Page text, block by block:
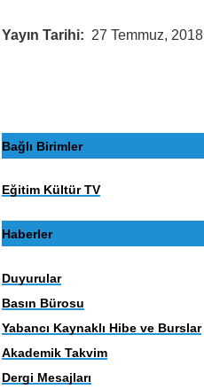
Yayın Tarihi 27 Temmuz, 2018
Bağlı Birimler
Eğitim Kültür TV
Haberler
Duyurular
Basın Bürosu
Yabancı Kaynaklı Hibe ve Burslar
Akademik Takvim
Dergi Mesajları